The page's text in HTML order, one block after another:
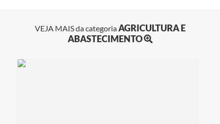
VEJA MAIS da categoriaAGRICULTURA E
ABASTECIMENTO